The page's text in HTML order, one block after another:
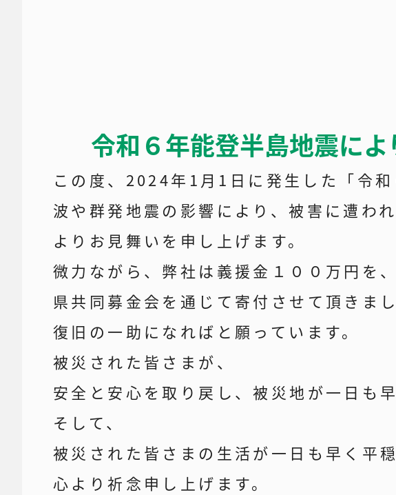
令和６年能登半島地震に
この度、2024年1月1日に発生した「令
波や群発地震の影響により、被害に遭わ
よりお見舞いを申し上げます。
微力ながら、弊社は義援金１００万円を
県共同募金会を通じて寄付させて頂きまし
復旧の一助になればと願っています。
被災された皆さまが、
安全と安心を取り戻し、被災地が一日も
そして、
被災された皆さまの生活が一日も早く平
心より祈念申し上げます。